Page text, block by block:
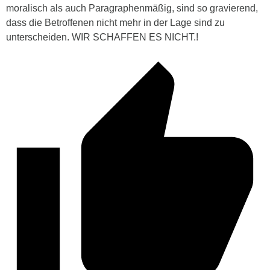
moralisch als auch Paragraphenmäßig, sind so gravierend,
dass die Betroffenen nicht mehr in der Lage sind zu
unterscheiden. WIR SCHAFFEN ES NICHT.!